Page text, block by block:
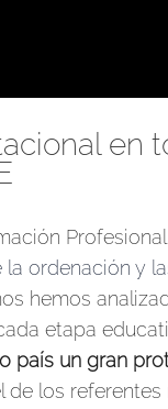
en
ordenación y
hemos
etapa
país un gran
de los